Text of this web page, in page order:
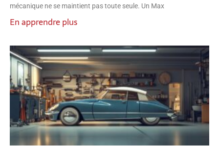
mécanique ne se maintient pas toute seule. Un Max
En apprendre plus